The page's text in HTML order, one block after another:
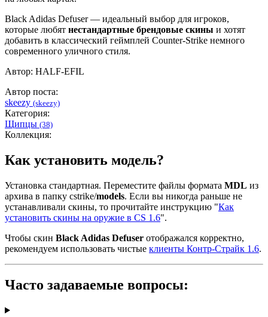
Black Adidas Defuser — идеальный выбор для игроков,
которые любят нестандартные брендовые скины и хотят
добавить в классический геймплей Counter-Strike немного
современного уличного стиля.
Автор: HALF-EFIL
Автор поста:
skeezy (skeezy)
Категория:
Щипцы (38)
Коллекция:
Как установить модель?
Установка стандартная. Переместите файлы формата MDL из
архива в папку cstrike/models. Если вы никогда раньше не
устанавливали скины, то прочитайте инструкцию "Как
установить скины на оружие в CS 1.6".
Чтобы скин Black Adidas Defuser отображался корректно,
рекомендуем использовать чистые клиенты Контр-Страйк 1.6.
Часто задаваемые вопросы: